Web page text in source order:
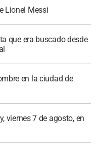
Lionel Messi
que era buscado desde
en la ciudad de
viernes 7 de agosto, en